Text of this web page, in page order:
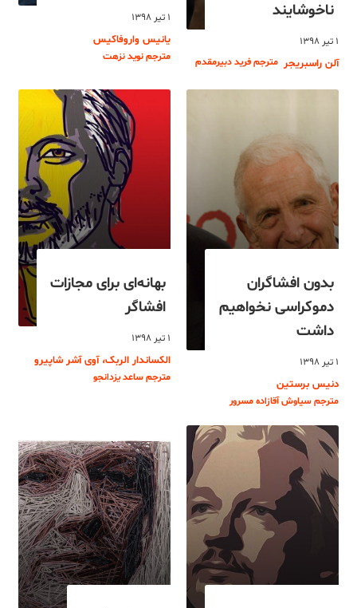
ناخوشایند
۱ تیر ۱۳۹۸
آلن راسبریجر مترجم فرید دبیرمقدم
۱ تیر ۱۳۹۸
یانیس واروفاکیس
مترجم نوید نزهت
بدون افشاگران
دموکراسی نخواهیم
داشت
۱ تیر ۱۳۹۸
دنیس برستین
مترجم سیاوش آقازاده مسرور
بهانه‌ای برای مجازات
افشاگر
۱ تیر ۱۳۹۸
الکساندار الربک، آوی آشر شاپیرو
مترجم ساعد یزدانجو